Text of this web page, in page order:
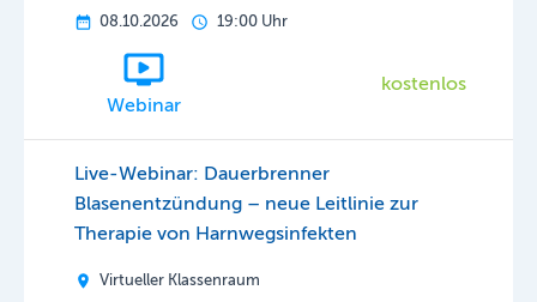
08.10.2026
19:00 Uhr
Webinar
kostenlos
Live-Webinar: Dauerbrenner
Blasenentzündung – neue Leitlinie zur
Therapie von Harnwegsinfekten
Virtueller Klassenraum